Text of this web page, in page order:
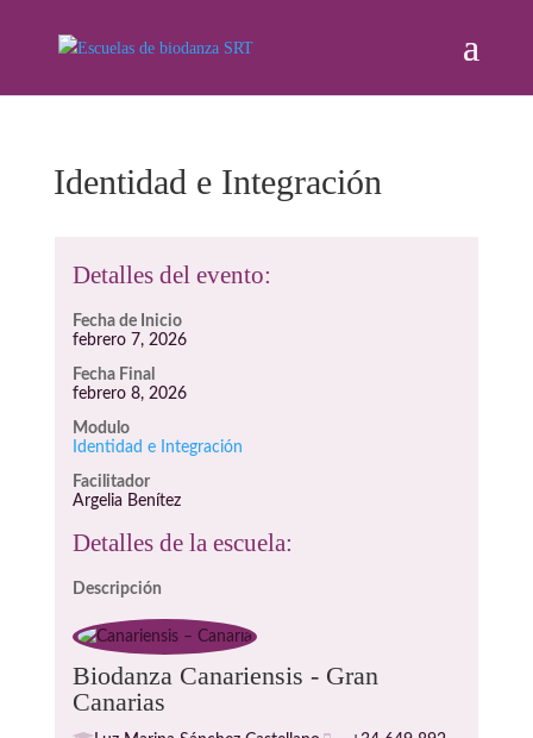
Identidad e Integración
Detalles del evento:
Fecha de Inicio
febrero 7, 2026
Fecha Final
febrero 8, 2026
Modulo
Identidad e Integración
Facilitador
Argelia Benítez
Detalles de la escuela:
Descripción
Biodanza Canariensis - Gran
Canarias